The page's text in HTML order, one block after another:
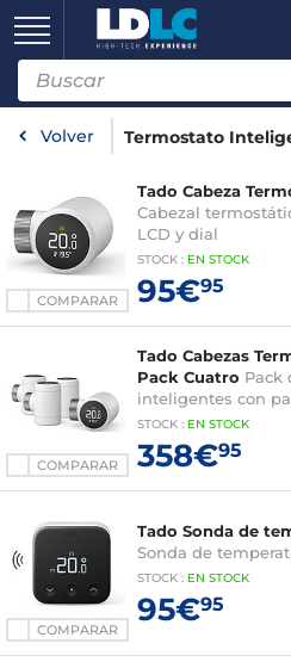
Volver Termostato
COMPARAR
Tado Cabeza
Cabezal
LCD y dial
STOCK : EN STOCK
95€95
COMPARAR
Tado Cabezas
Pack Cuatro Pack
inteligentes con
STOCK : EN STOCK
358€95
COMPARAR
Tado Sonda de
Sonda de
STOCK : EN STOCK
95€95